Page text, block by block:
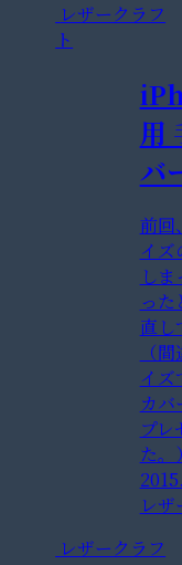
レザークラフ
ト
用
バ
前回
イズ
し
った
直し
（
イズ
カバ
プレ
た。）
レザ
レザークラフ